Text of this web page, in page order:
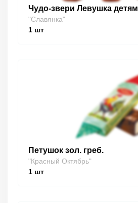
Чудо-звери Левушка детям
"Славянка"
1 шт
Петушок зол. греб.
"Красный Октябрь"
1 шт